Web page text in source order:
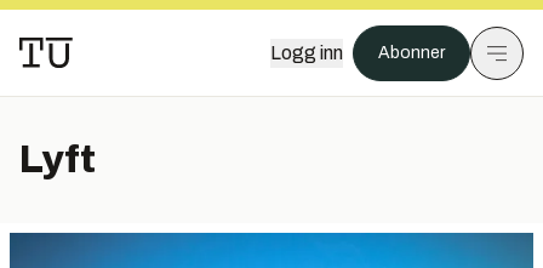
Logg inn Abonner
Lyft